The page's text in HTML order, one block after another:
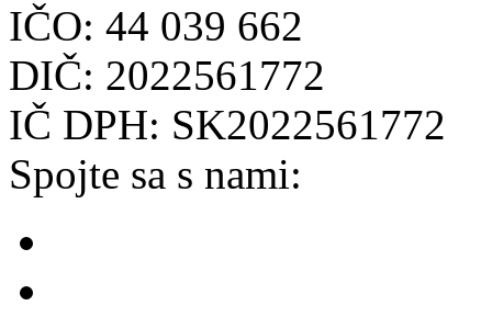
IČO: 44 039 662
DIČ: 2022561772
IČ DPH: SK2022561772
Spojte sa s nami: